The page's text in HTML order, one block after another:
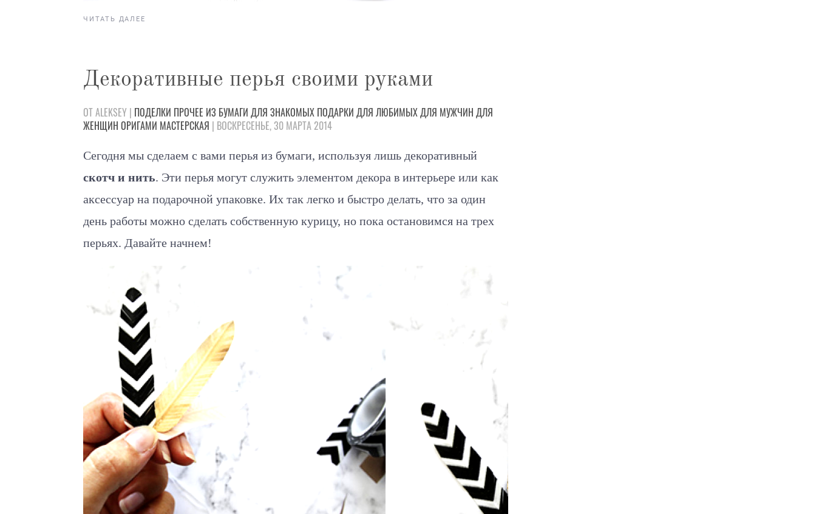
ЧИТАТЬ ДАЛЕЕ
Декоративные перья своими руками
ОТ ALEKSEY | ПОДЕЛКИ ПРОЧЕЕ ИЗ БУМАГИ ДЛЯ ЗНАКОМЫХ ПОДАРКИ ДЛЯ ЛЮБИМЫХДЛЯ МУЖЧИН ДЛЯ
ЖЕНЩИН ОРИГАМИ МАСТЕРСКАЯ | ВОСКРЕСЕНЬЕ, 30 МАРТА 2014
Сегодня мы сделаем с вами перья из бумаги, используя лишь декоративный
скотч и нить. Эти перья могут служить элементом декора в интерьере или как
аксессуар на подарочной упаковке. Их так легко и быстро делать, что за один
день работы можно сделать собственную курицу, но пока остановимся на трех
перьях. Давайте начнем!